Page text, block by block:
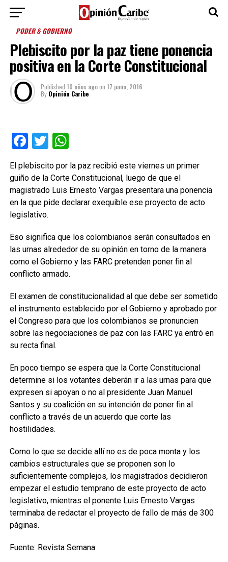
PODER & GOBIERNO
Plebiscito por la paz tiene ponencia
positiva en la Corte Constitucional
Published 10 años agoon 17 junio, 2016
By Opinión Caribe
Facebook
TwitterWhatsApp
El plebiscito por la paz recibió este viernes un primer
guiño de la Corte Constitucional, luego de que el
magistrado Luis Ernesto Vargas presentara una ponencia
en la que pide declarar exequible ese proyecto de acto
legislativo.
Eso significa que los colombianos serán consultados en
las urnas alrededor de su opinión en torno de la manera
como el Gobierno y las FARC pretenden poner fin al
conflicto armado.
El examen de constitucionalidad al que debe ser sometido
el instrumento establecido por el Gobierno y aprobado por
el Congreso para que los colombianos se pronuncien
sobre las negociaciones de paz con las FARC ya entró en
su recta final.
En poco tiempo se espera que la Corte Constitucional
determine si los votantes deberán ir a las urnas para que
expresen si apoyan o no al presidente Juan Manuel
Santos y su coalición en su intención de poner fin al
conflicto a través de un acuerdo que corte las
hostilidades.
Como lo que se decide allí no es de poca monta y los
cambios estructurales que se proponen son lo
suficientemente complejos, los magistrados decidieron
empezar el estudio temprano de este proyecto de acto
legislativo, mientras el ponente Luis Ernesto Vargas
terminaba de redactar el proyecto de fallo de más de 300
páginas.
Fuente: Revista Semana